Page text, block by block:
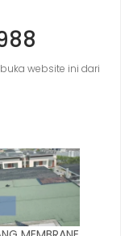
website ini dari